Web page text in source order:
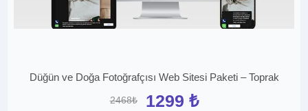
Düğün ve Doğa Fotoğrafçısı Web Sitesi Paketi – Toprak
2468₺ 1299 ₺